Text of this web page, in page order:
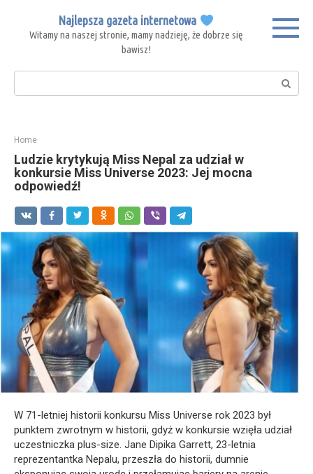
content
Najlepsza gazeta internetowa
Witamy na naszej stronie, mamy nadzieję, że dobrze się
bawisz!
Search:
Home
Ludzie krytykują Miss Nepal za udział w
konkursie Miss Universe 2023: Jej mocna
odpowiedź!
W 71-letniej historii konkursu Miss Universe rok 2023 był
punktem zwrotnym w historii, gdyż w konkursie wzięła udział
uczestniczka plus-size. Jane Dipika Garrett, 23-letnia
reprezentantka Nepalu, przeszła do historii, dumnie